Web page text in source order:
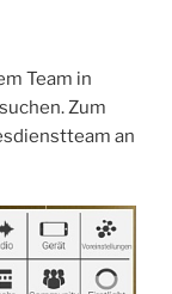
Team in
Zum
an